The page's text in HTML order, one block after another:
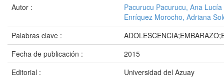
Autor :
Pacurucu Pacurucu, Ana Lucía
Enríquez Morocho, Adriana
Palabras clave :
Fecha de publicación :
2015
Editorial :
Universidad del Azuay